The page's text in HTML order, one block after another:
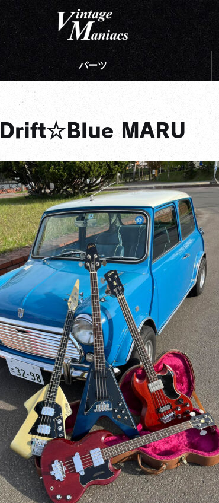
パーツ
Drift☆Blue MARU